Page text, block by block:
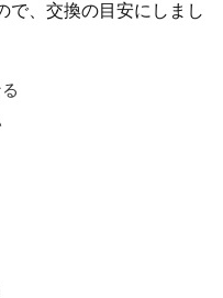
で、交換の目安にしまし